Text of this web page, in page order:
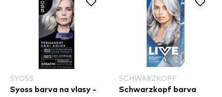
SYOSS
Syoss barva na vlasy -
SCHWARZKOPF
Schwarzkopf barva